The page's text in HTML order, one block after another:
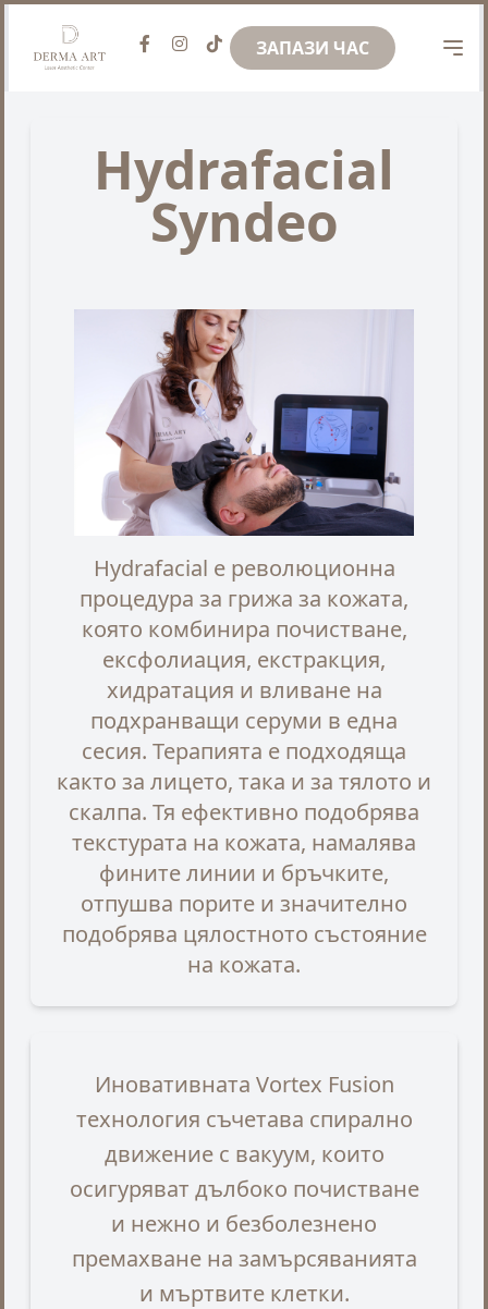
ЗАПАЗИ ЧАС
Hydrafacial
Syndeo
Hydrafacial е революционна
процедура за грижа за кожата,
която комбинира почистване,
ексфолиация, екстракция,
хидратация и вливане на
подхранващи серуми в една
сесия. Терапията е подходяща
както за лицето, така и за тялото и
скалпа. Тя ефективно подобрява
текстурата на кожата, намалява
фините линии и бръчките,
отпушва порите и значително
подобрява цялостното състояние
на кожата.
Иновативната Vortex Fusion
технология съчетава спирално
движение с вакуум, които
осигуряват дълбоко почистване
и нежно и безболезнено
премахване на замърсяванията
и мъртвите клетки.